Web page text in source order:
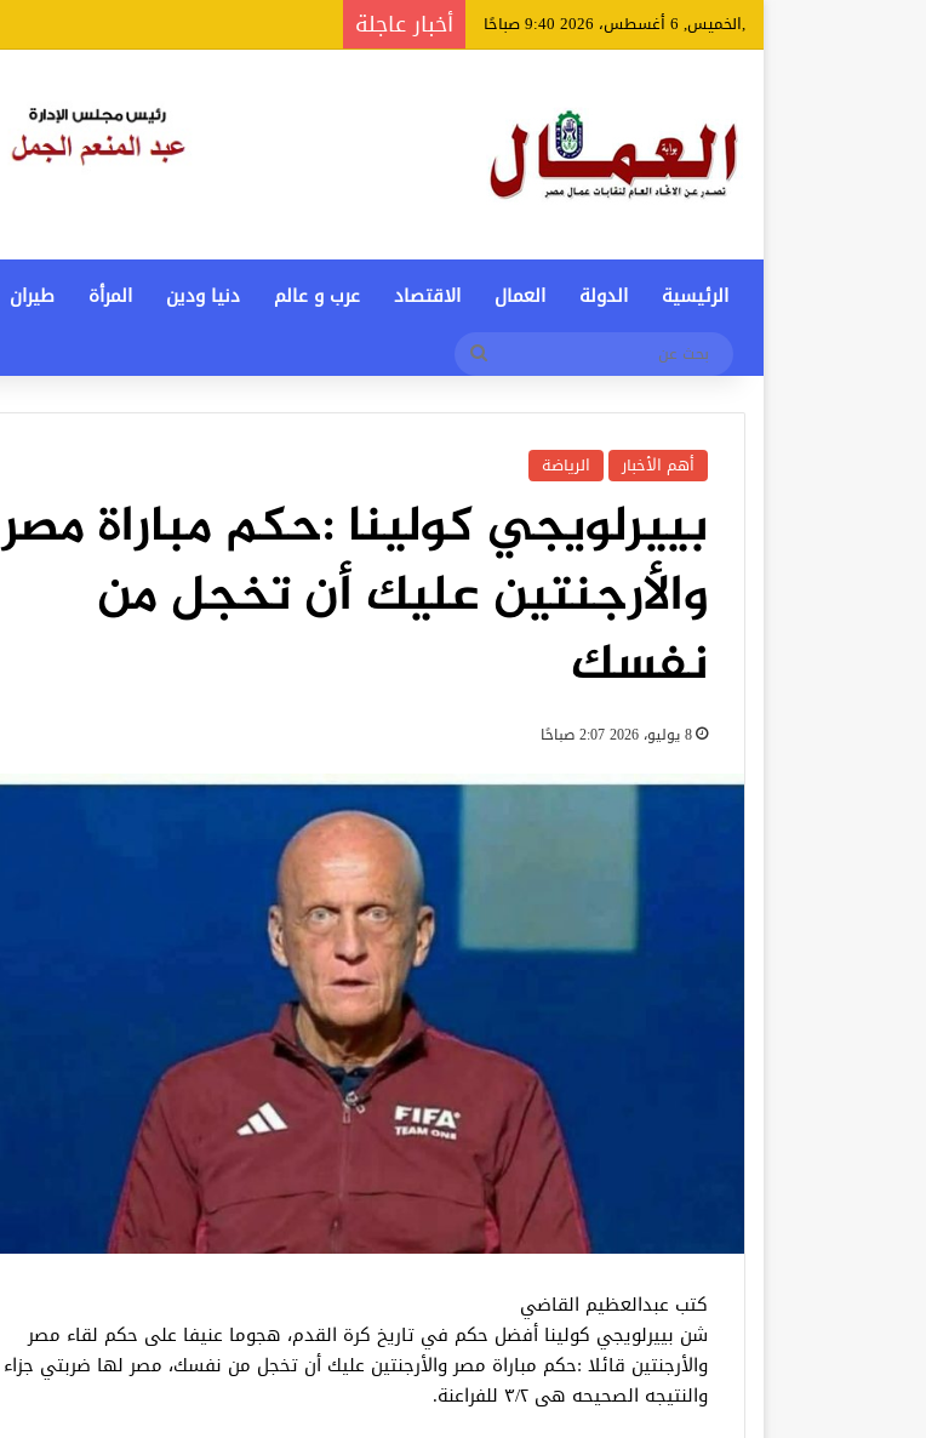
,الخميس, 6 أغسطس، 2026 9:40 صباحًا أخبار عاجلة
الرئيسية الدولة العمال الاقتصاد عرب و عالم دنيا ودين المرأة طيران
أهم الأخبار الرياضة
بييرلويجي كولينا :حكم مباراة مصر
والأرجنتين عليك أن تخجل من
نفسك
8 يوليو، 2026 2:07 صباحًا
كتب عبدالعظيم القاضي
شن بييرلويجي كولينا أفضل حكم في تاريخ كرة القدم، هجوما عنيفا على حكم لقاء مصر
والأرجنتين قائلا :حكم مباراة مصر والأرجنتين عليك أن تخجل من نفسك، مصر لها ضربتي جزاء
والنتيجه الصحيحه هى ٣/٢ للفراعنة.